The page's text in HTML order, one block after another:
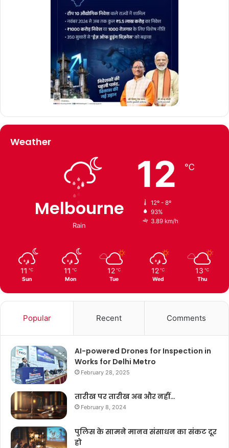
Weather
Melbourne
Rain
12 ℃
12º - 8º
93%
3.89 km/h
11 ℃
Sun
11 ℃
Mon
12 ℃
Tue
12 ℃
Wed
13 ℃
Thu
Popular Recent Comments
AI-powered Drones for Inspection in
Works for Delhi Metro
February 28, 2025
तारीख पर तारीख अब और नहीं…
February 8, 2024
पुलिस के सामने मानव संसाधन का संकट दूर
हो